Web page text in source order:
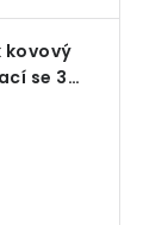
kovový
se 3